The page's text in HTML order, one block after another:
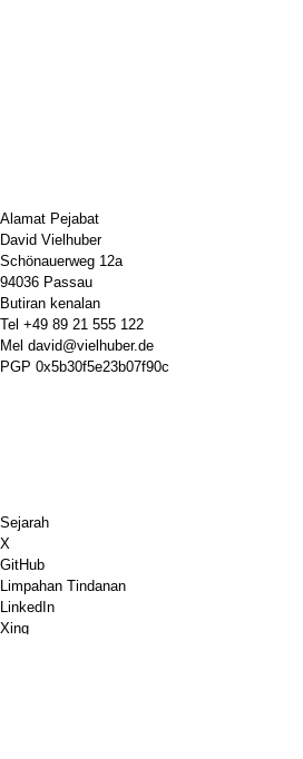
Alamat Pejabat
David Vielhuber
Schönauerweg 12a
94036 Passau
Butiran kenalan
Tel +49 89 21 555 122
Mel david@vielhuber.de
PGP 0x5b30f5e23b07f90c
Sejarah
X
GitHub
Limpahan Tindanan
LinkedIn
Xing